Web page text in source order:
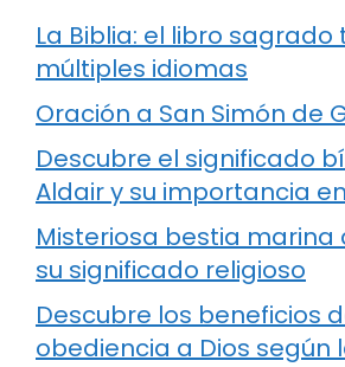
La Biblia: el libro
múltiples idiomas
Oración a San Simón de
Descubre el significado
Aldair y su importancia
Misteriosa bestia marina
su significado religioso
Descubre los beneficios
obediencia a Dios según